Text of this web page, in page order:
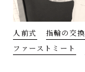
人前式 指輪の交換
ファーストミート